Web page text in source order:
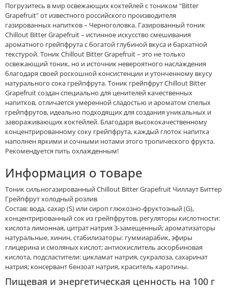
Погрузитесь в мир освежающих коктейлей с тоником "Bitter
Grapefruit" от известного российского производителя
газированных напитков – Черноголовка. Газированный тоник
Chillout Bitter Grapefruit – истинное искусство смешивания
ароматного грейпфрута с богатой глубиной вкуса и бархатной
текстурой. Тоник Chillout Bitter Grapefruit – это не только
освежающий тоник, но и источник невероятного наслаждения
благодаря своей роскошной консистенции и утонченному вкусу
натурального сока грейпфрута. Тоник грейпфрут Chillout Bitter
Grapefruit создан специально для ценителей качественных
напитков, отличается умеренной сладостью и ароматом спелых
грейпфрутов, идеально подходящих для создания уникальных и
завораживающих коктейлей. Благодаря высококачественному
концентрированному соку грейпфрута, каждый глоток напитка
наполнен яркими и сочными нотами этого тропического фрукта.
Рекомендуется пить охлажденным!
Информация о товаре
Тоник сильногазированный Chillout Bitter Grapefruit Чиллаут Биттер
Грейпфрут холодный розлив
Состав: вода, сахар (S) или сироп глюкозно-фруктозный (G),
концентрированный сок из грейпфрутов, регуляторы кислотности:
кислота лимонная, цитрат натрия 3-замещенный; ароматизаторы
натуральные, хинин, стабилизаторы: гуммиарабик, эфиры
глицерина и смоляных кислот; антиокислитель аскорбиновая
кислота, подсластители: цикламат натрия, сукралоза, сахаринат
натрия; консервант бензоат натрия, краситель каротины.
Пищевая и энергетическая ценность на 100 г